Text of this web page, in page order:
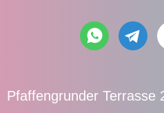
Pfaffengrunder Terrasse